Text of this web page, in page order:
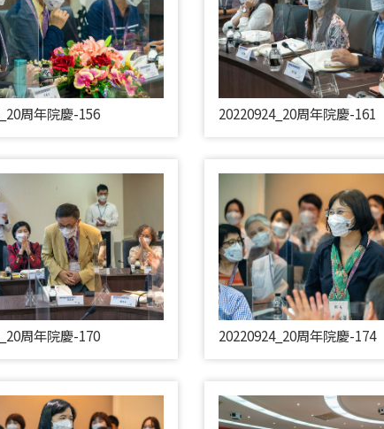
周年院慶-156 20220924_20周年院慶-161
周年院慶-170 20220924_20周年院慶-174